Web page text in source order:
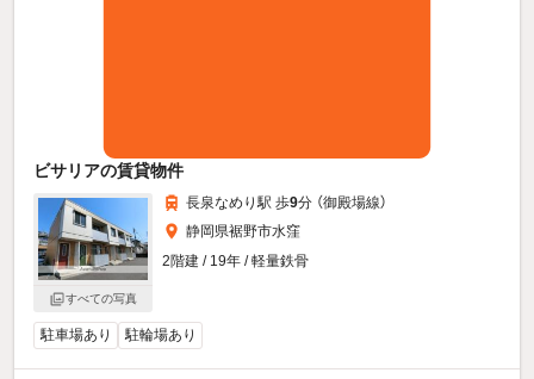
ビサリアの賃貸物件
すべての写真
長泉なめり駅 歩9分 （御殿場線）
静岡県裾野市水窪
2階建 / 19年 / 軽量鉄骨
駐車場あり 駐輪場あり